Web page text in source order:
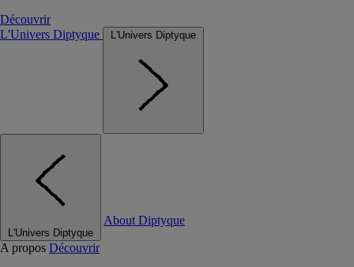
Découvrir
L'Univers Diptyque
L'Univers Diptyque
L'Univers Diptyque
About Diptyque
A propos Découvrir